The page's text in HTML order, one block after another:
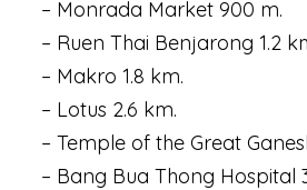
– Monrada Market 900 m.
– Ruen Thai Benjarong 1.2
– Makro 1.8 km.
– Lotus 2.6 km.
– Temple of the Great
– Bang Bua Thong Hospital